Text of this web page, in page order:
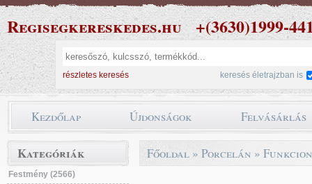
Regisegkereskedes.hu +(3630)1999-
részletes keresés keresés életrajzban is
Kezdőlap Újdonságok Felvásárlás
Kategóriák
Festmény (2566)
Főoldal » Porcelán »